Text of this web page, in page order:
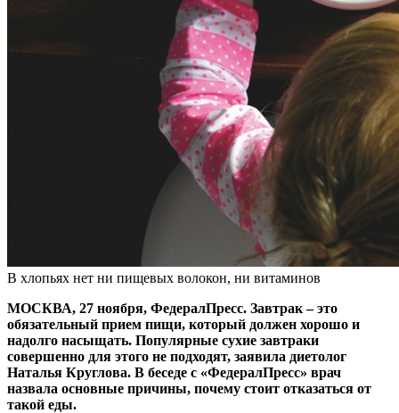
В хлопьях нет ни пищевых волокон, ни витаминов
МОСКВА, 27 ноября, ФедералПресс. Завтрак – это
обязательный прием пищи, который должен хорошо и
надолго насыщать. Популярные сухие завтраки
совершенно для этого не подходят, заявила диетолог
Наталья Круглова. В беседе с «ФедералПресс» врач
назвала основные причины, почему стоит отказаться от
такой еды.